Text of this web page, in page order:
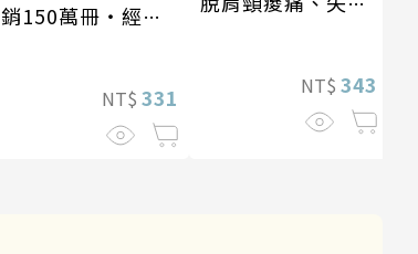
銷150萬冊・經典
NT$ 331 NT$ 343